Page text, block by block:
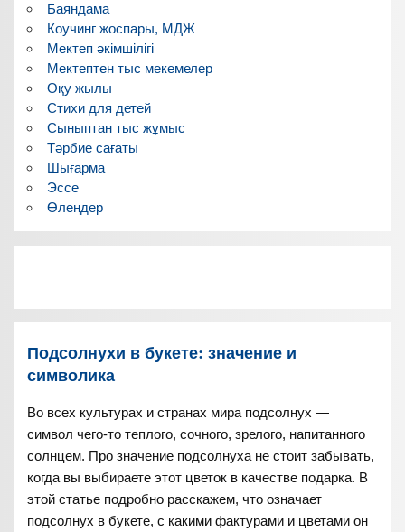
Баяндама
Коучинг жоспары, МДЖ
Мектеп әкімшілігі
Мектептен тыс мекемелер
Оқу жылы
Стихи для детей
Сыныптан тыс жұмыс
Тәрбие сағаты
Шығарма
Эссе
Өлеңдер
Подсолнухи в букете: значение и
символика
Во всех культурах и странах мира подсолнух —
символ чего-то теплого, сочного, зрелого, напитанного
солнцем. Про значение подсолнуха не стоит забывать,
когда вы выбираете этот цветок в качестве подарка. В
этой статье подробно расскажем, что означает
подсолнух в букете, с какими фактурами и цветами он